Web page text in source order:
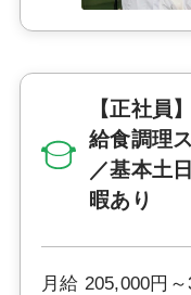
【正社員
給食調理
／基本土
暇あり
月給 205,000円